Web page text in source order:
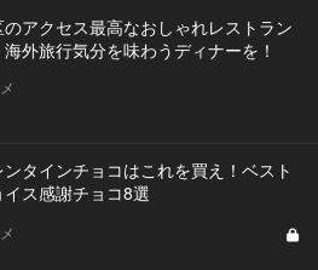
のアクセス最高なおしゃれレストラン
海外旅行気分を味わうディナーを！
タインチョコはこれを買え！ベスト
イス感謝チョコ8選